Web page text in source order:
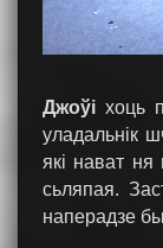
Джоўі хоць
уладальнік
які нават
сьляпая.
наперадзе